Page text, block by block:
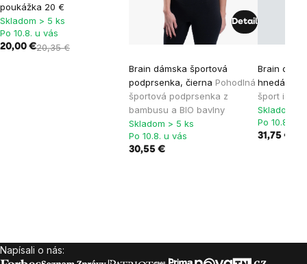
poukážka 20 €
Skladom > 5 ks
Po 10.8. u vás
20,00 €20,35 €
Brain dámska športová
podprsenka, čierna Pohodlná
športová podprsenka z
bambusu a BIO bavlny
Skladom > 5 ks
Po 10.8. u vás
30,55 €
Detail
Brain
hnedá
šport i
Skladom >
Po 10.8. u
31,75 €
Zápätie
Napísali o nás: